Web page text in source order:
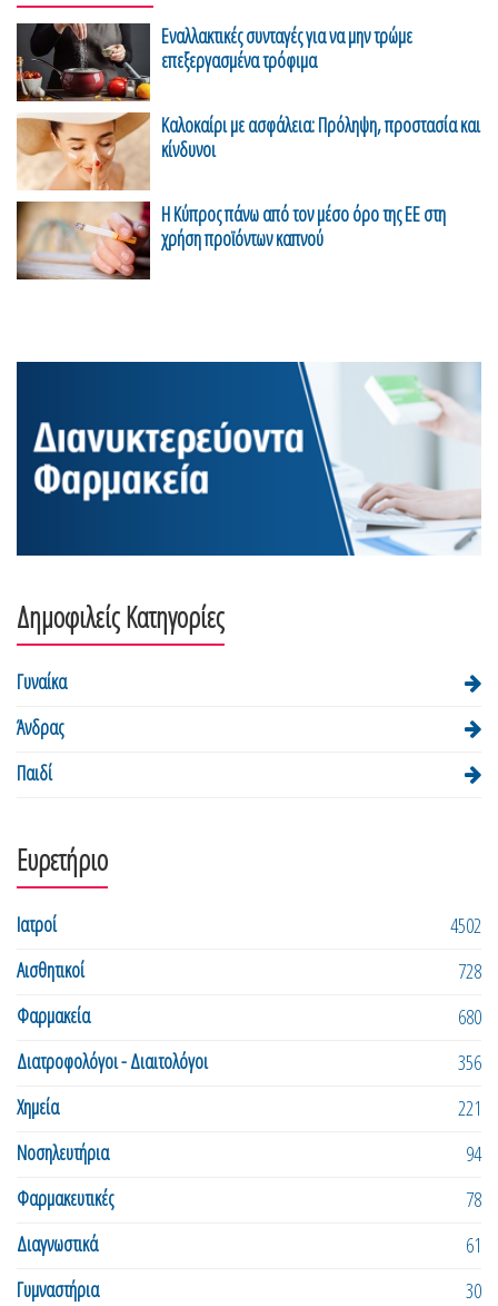
Εναλλακτικές συνταγές για να μην τρώμε
επεξεργασμένα τρόφιμα
Καλοκαίρι με ασφάλεια: Πρόληψη, προστασία και
κίνδυνοι
Η Κύπρος πάνω από τον μέσο όρο της ΕΕ στη
χρήση προϊόντων καπνού
Δημοφιλείς Κατηγορίες
Γυναίκα
Άνδρας
Παιδί
Ευρετήριο
Ιατροί
4502
Αισθητικοί
728
Φαρμακεία
680
Διατροφολόγοι - Διαιτολόγοι
356
Χημεία
221
Νοσηλευτήρια
94
Φαρμακευτικές
78
Διαγνωστικά
61
Γυμναστήρια
30